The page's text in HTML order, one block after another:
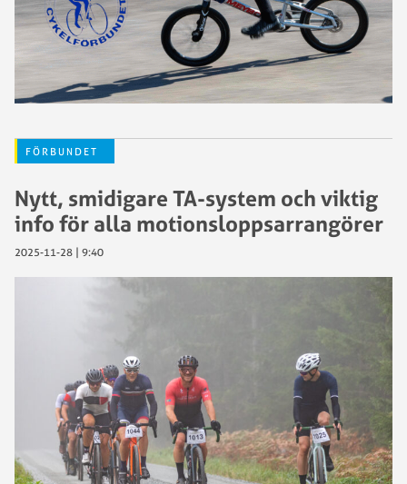
FÖRBUNDET
Nytt, smidigare TA-system och viktig
info för alla motionsloppsarrangörer
2025-11-28 | 9:40